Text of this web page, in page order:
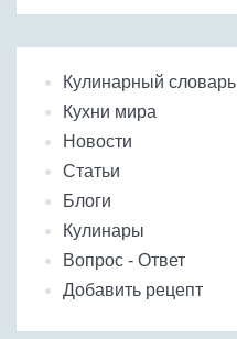
Кулинарный словарь
Кухни мира
Новости
Статьи
Блоги
Кулинары
Вопрос - Ответ
Добавить рецепт